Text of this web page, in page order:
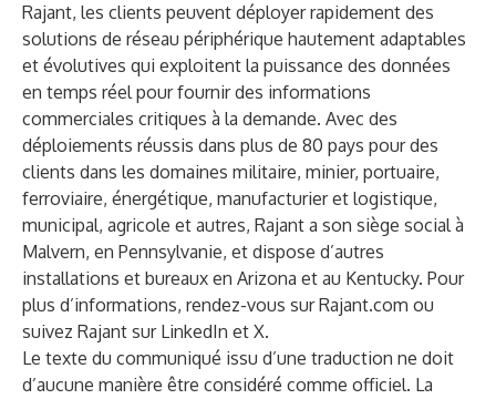
Rajant, les clients peuvent déployer rapidement des
solutions de réseau périphérique hautement adaptables
et évolutives qui exploitent la puissance des données
en temps réel pour fournir des informations
commerciales critiques à la demande. Avec des
déploiements réussis dans plus de 80 pays pour des
clients dans les domaines militaire, minier, portuaire,
ferroviaire, énergétique, manufacturier et logistique,
municipal, agricole et autres, Rajant a son siège social à
Malvern, en Pennsylvanie, et dispose d’autres
installations et bureaux en Arizona et au Kentucky. Pour
plus d’informations, rendez-vous sur Rajant.com ou
suivez Rajant sur LinkedIn et X.
Le texte du communiqué issu d’une traduction ne doit
d’aucune manière être considéré comme officiel. La